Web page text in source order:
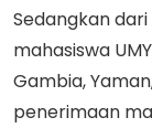
Sedangkan
mahasiswa
Gambia,
penerimaan